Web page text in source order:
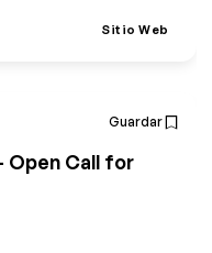
Sitio Web
Guardar
Open Call for